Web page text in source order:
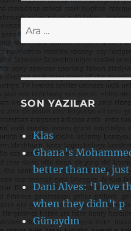
Ara:
SON YAZILAR
Klas
Ghana’s
better than me,
Dani Alves: ‘I love
when they didn’t p
Günaydın